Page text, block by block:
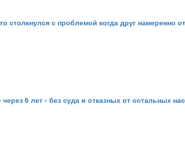
столкнулся с проблемой когда друг
6 лет - без суда и отказных от остальных